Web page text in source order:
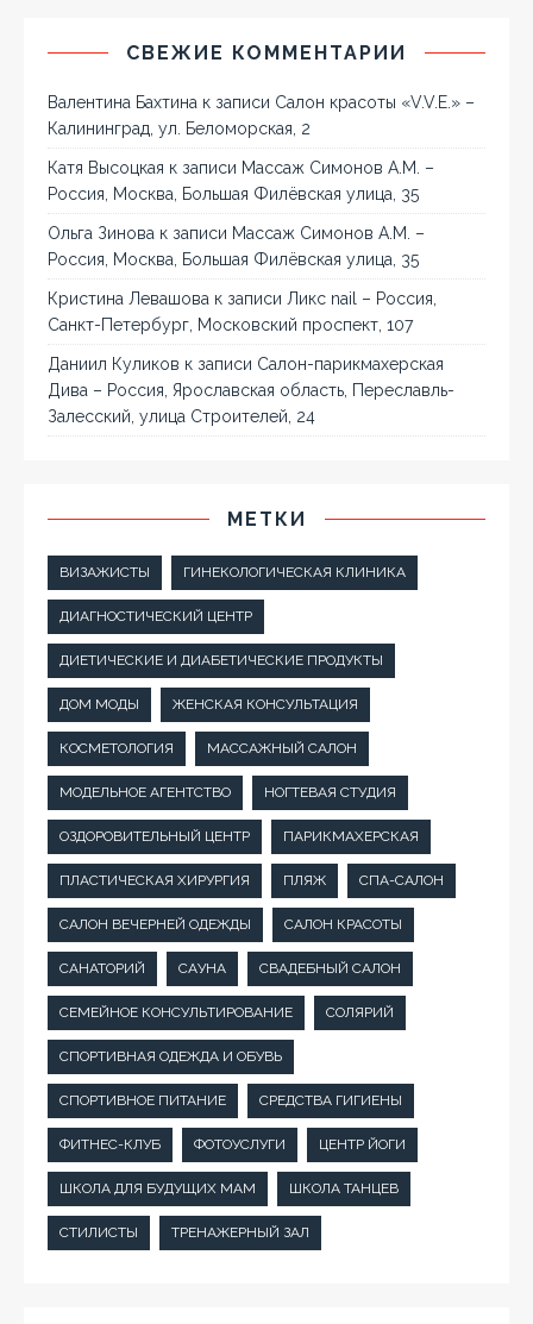
СВЕЖИЕ КОММЕНТАРИИ
Валентина Бахтина к записи Салон красоты «V.V.E.» –
Калининград, ул. Беломорская, 2
Катя Высоцкая к записи Массаж Симонов А.М. –
Россия, Москва, Большая Филёвская улица, 35
Ольга Зинова к записи Массаж Симонов А.М. –
Россия, Москва, Большая Филёвская улица, 35
Кристина Левашова к записи Ликс nail – Россия,
Санкт-Петербург, Московский проспект, 107
Даниил Куликов к записи Салон-парикмахерская
Дива – Россия, Ярославская область, Переславль-
Залесский, улица Строителей, 24
МЕТКИ
ВИЗАЖИСТЫ ГИНЕКОЛОГИЧЕСКАЯ КЛИНИКА
ДИАГНОСТИЧЕСКИЙ ЦЕНТР
ДИЕТИЧЕСКИЕ И ДИАБЕТИЧЕСКИЕ ПРОДУКТЫ
ДОМ МОДЫ ЖЕНСКАЯ КОНСУЛЬТАЦИЯ
КОСМЕТОЛОГИЯ МАССАЖНЫЙ САЛОН
МОДЕЛЬНОЕ АГЕНТСТВО НОГТЕВАЯ СТУДИЯ
ОЗДОРОВИТЕЛЬНЫЙ ЦЕНТР ПАРИКМАХЕРСКАЯ
ПЛАСТИЧЕСКАЯ ХИРУРГИЯ ПЛЯЖ СПА-САЛОН
САЛОН ВЕЧЕРНЕЙ ОДЕЖДЫ САЛОН КРАСОТЫ
САНАТОРИЙ САУНА СВАДЕБНЫЙ САЛОН
СЕМЕЙНОЕ КОНСУЛЬТИРОВАНИЕ СОЛЯРИЙ
СПОРТИВНАЯ ОДЕЖДА И ОБУВЬ
СПОРТИВНОЕ ПИТАНИЕ СРЕДСТВА ГИГИЕНЫ
ФИТНЕС-КЛУБ ФОТОУСЛУГИ ЦЕНТР ЙОГИ
ШКОЛА ДЛЯ БУДУЩИХ МАМ ШКОЛА ТАНЦЕВ
СТИЛИСТЫ ТРЕНАЖЕРНЫЙ ЗАЛ